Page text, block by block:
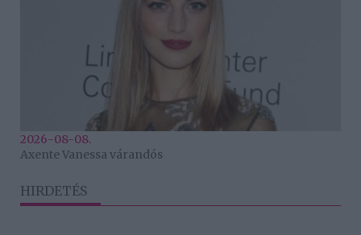
2026-08-08.
Axente Vanessa várandós
HIRDETÉS